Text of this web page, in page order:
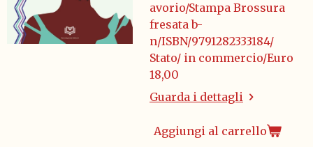
avorio/Stampa Brossura
fresata b-
n/ISBN/9791282333184/
Stato/ in commercio/Euro
18,00
Guarda i dettagli
Aggiungi al carrello